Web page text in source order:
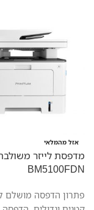
אזל מהמלאי
BM5100FDN
פתרון הדפסה מושלם